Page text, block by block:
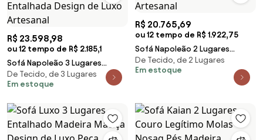
R$ 23.598,98
ou 12 tempo de R$ 2.185,1
Sofá Napoleão 3 Lugares
Detalhes em Gomado Madeira
Maciça Eucalipto Entalhada
De Tecido, de 3 Lugares
Em estoque
R$ 20.765,69
ou 12 tempo de R$ 1.922,75
Sofá Napoleão 2 Lugares
Entalhado Madeira Maciça
Design de Luxo Peça Artesanal
De Tecido, de 2 Lugares
Em estoque